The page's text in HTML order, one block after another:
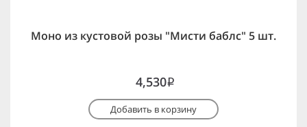
Моно из кустовой розы "Мисти баблс" 5 шт.
4,530i
Добавить в корзину